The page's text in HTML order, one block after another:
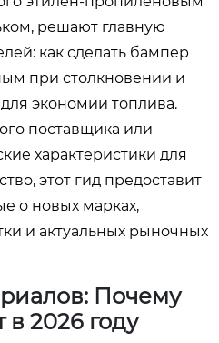
решают главную
как сделать бампер
при столкновении и
экономии топлива.
поставщика или
характеристики для
этот гид предоставит
о новых марках,
и актуальных рыночных
Почему
2026 году